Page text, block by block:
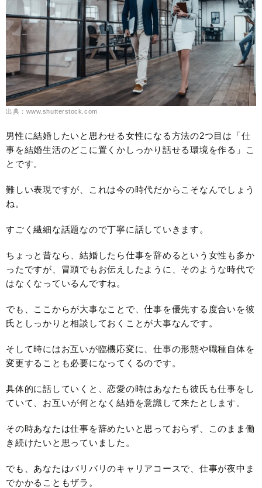
出典：www.shutterstock.com
男性に結婚したいと思わせる女性になる方法の2つ目は「仕
事を結婚生活のどこに置くかしっかり話せる環境を作る」こ
とです。
難しい表現ですが、これは今の時代だからこそなんでしょう
ね。
すごく繊細な話題なので丁寧に話していきます。
ちょっと昔なら、結婚したら仕事を辞めるという女性も多か
ったですが、冒頭でもお伝えしたように、そのような時代で
はなくなっているんですね。
でも、ここからが大事なことで、仕事を優先する度合いを彼
氏としっかりと相談しておくことが大事なんです。
そして時にはお互いが臨機応変に、仕事の形態や職種自体を
変更することも必要になってくるのです。
具体的に話していくと、恋愛の時はあなたも彼氏も仕事をし
ていて、お互いが何となく結婚を意識して来たとします。
その時あなたは仕事を辞めたいと思っておらず、このまま働
き続けたいと思っていました。
でも、あなたはバリバリのキャリアコースで、仕事が夜中ま
でかかることもザラ。